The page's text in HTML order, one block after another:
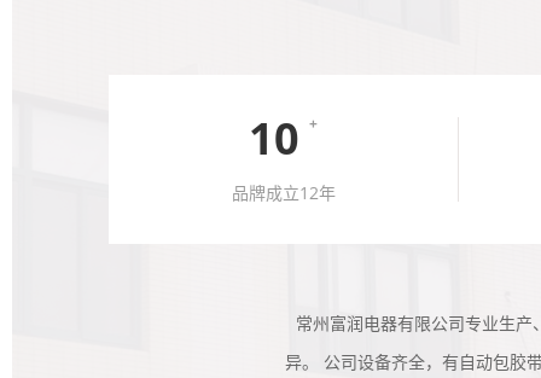
10 +
品牌成立12年
常州富润电器有限公司专业生
异。 公司设备齐全，有自动包胶